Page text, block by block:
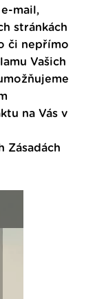
mail,
stránkách
či nepřímo
Vašich
na Vás v
Zásadách